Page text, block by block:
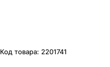
Код товара: 2201741